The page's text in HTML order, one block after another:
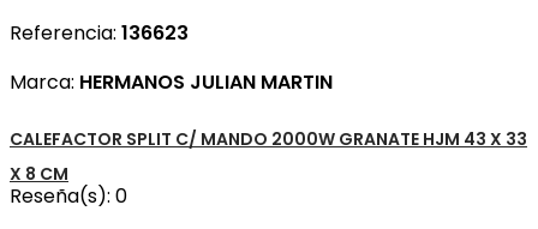
Referencia: 136623
Marca: HERMANOS JULIAN MARTIN
CALEFACTOR SPLIT C/ MANDO 2000W GRANATE HJM 43 X 33
X 8 CM
Reseña(s): 0